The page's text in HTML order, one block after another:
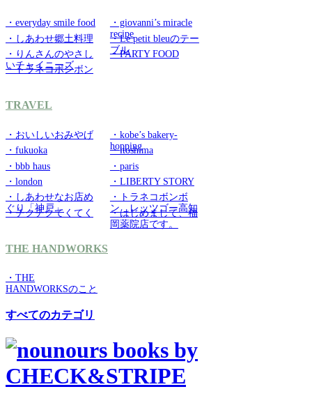
・everyday smile food
・giovanni’s miracle
recipe
・しあわせ郷土料理
・Le petit bleuのテー
ブル
・りんさんのやさし
いチャイニーズ
・PARTY FOOD
・トラネコボンボン
TRAVEL
・おいしいおみやげ
・kobe’s bakery-
hopping
・fukuoka
・itoshima
・bbb haus
・paris
・london
・LIBERTY STORY
・しあわせなお店め
ぐり「神戸」
・トラネコボンボ
ン レッツゴー高知
・チクチクてくてく
・はじめまして、福
岡薬院店です。
THE HANDWORKS
・THE
HANDWORKSのこと
すべてのカテゴリ